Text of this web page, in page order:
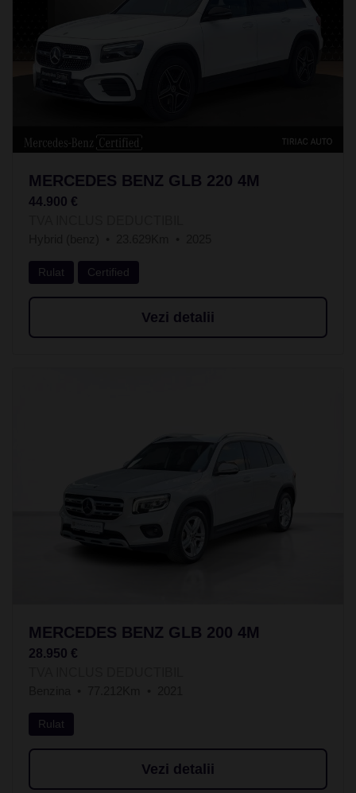
MERCEDES BENZ GLB 220 4M
44.900 €
Rulat Certified
Vezi detalii
MERCEDES BENZ GLB 200 4M
28.950 €
Rulat
Vezi detalii